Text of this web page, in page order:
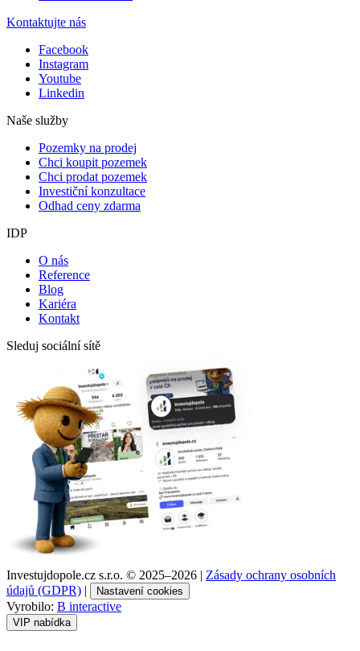
Kontaktujte nás
Facebook
Instagram
Youtube
Linkedin
Naše služby
Pozemky na prodej
Chci koupit pozemek
Chci prodat pozemek
Investiční konzultace
Odhad ceny zdarma
IDP
O nás
Reference
Blog
Kariéra
Kontakt
Sleduj sociální sítě
Investujdopole.cz s.r.o. © 2025–2026 | Zásady ochrany osobních
údajů (GDPR) | Nastavení cookies
Vyrobilo: B interactive
VIP nabídka